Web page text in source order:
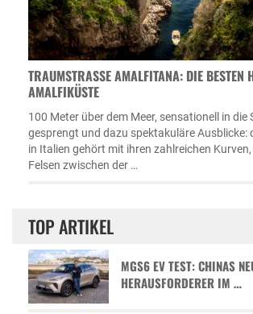
TRAUMSTRASSE AMALFITANA: DIE BESTEN
MALFIKÜSTE
100 Meter über dem Meer, sensationell in die
gesprengt und dazu spektakuläre Ausblicke:
in Italien gehört mit ihren zahlreichen
Felsen zwischen der …
TOP ARTIKEL
MGS6 EV TEST: CHINAS
HERAUSFORDERER IM …